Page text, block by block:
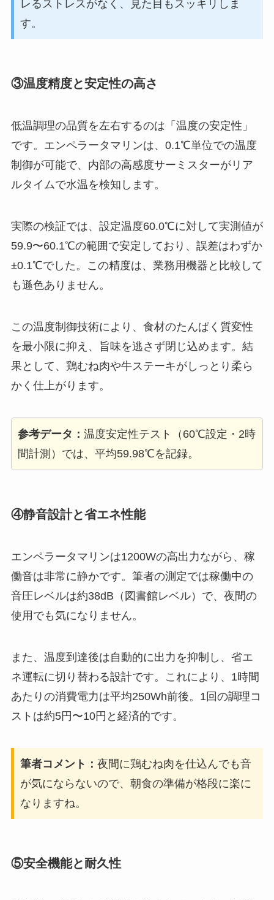
レるストレスがなく、見た目もスッキリしま
す。
③温度精度と安定性の高さ
低温調理の品質を左右するのは「温度の安定性」
です。エンペラータマリンは、0.1℃単位での温度
制御が可能で、内部の高感度サーミスターがリア
ルタイムで水温を検知します。
実際の検証では、設定温度60.0℃に対して実測値が
59.9〜60.1℃の範囲で安定しており、誤差はわずか
±0.1℃でした。この精度は、業務用機器と比較して
も遜色ありません。
この温度制御技術により、食材のたんぱく質変性
を最小限に抑え、旨味を逃さず閉じ込めます。結
果として、鶏むね肉や牛ステーキがしっとり柔ら
かく仕上がります。
参考データ： 温度安定性テスト（60℃設定・2時
間計測）では、平均59.98℃を記録。
④静音設計と省エネ性能
エンペラータマリンは1200Wの高出力ながら、稼
働音は非常に静かです。筆者の測定では稼働中の
音圧レベルは約38dB（図書館レベル）で、夜間の
使用でも気になりません。
また、温度到達後は自動的に出力を抑制し、省エ
ネ運転に切り替わる設計です。これにより、1時間
あたりの消費電力は平均250Wh前後。1回の調理コ
ストは約5円〜10円と経済的です。
筆者コメント： 夜間に鶏むね肉を仕込んでも音
が気にならないので、朝食の準備が格段に楽に
なりますね。
⑤安全機能と耐久性